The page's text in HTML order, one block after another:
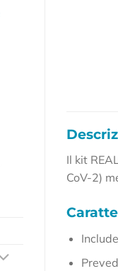
Il kit
CoV-2)